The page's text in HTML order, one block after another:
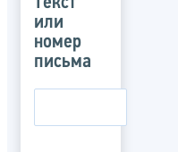
или
номер
письма